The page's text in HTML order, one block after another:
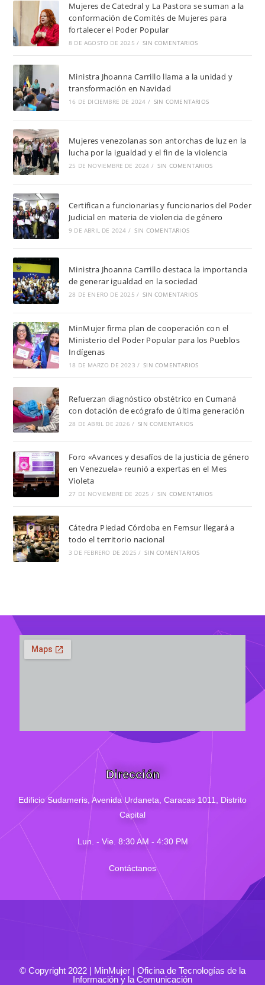
Mujeres de Catedral y La Pastora se suman a la
conformación de Comités de Mujeres para
fortalecer el Poder Popular
8 DE AGOSTO DE 2025 / SIN COMENTARIOS
Ministra Jhoanna Carrillo llama a la unidad y
transformación en Navidad
16 DE DICIEMBRE DE 2024 / SIN COMENTARIOS
Mujeres venezolanas son antorchas de luz en la
lucha por la igualdad y el fin de la violencia
25 DE NOVIEMBRE DE 2024 / SIN COMENTARIOS
Certifican a funcionarias y funcionarios del Poder
Judicial en materia de violencia de género
9 DE ABRIL DE 2024 / SIN COMENTARIOS
Ministra Jhoanna Carrillo destaca la importancia
de generar igualdad en la sociedad
28 DE ENERO DE 2025 / SIN COMENTARIOS
MinMujer firma plan de cooperación con el
Ministerio del Poder Popular para los Pueblos
Indígenas
18 DE MARZO DE 2023 / SIN COMENTARIOS
Refuerzan diagnóstico obstétrico en Cumaná
con dotación de ecógrafo de última generación
28 DE ABRIL DE 2026 / SIN COMENTARIOS
Foro «Avances y desafíos de la justicia de género
en Venezuela» reunió a expertas en el Mes
Violeta
27 DE NOVIEMBRE DE 2025 / SIN COMENTARIOS
Cátedra Piedad Córdoba en Femsur llegará a
todo el territorio nacional
3 DE FEBRERO DE 2025 / SIN COMENTARIOS
Dirección
Edificio Sudameris, Avenida Urdaneta, Caracas 1011, Distrito
Capital
Lun. - Vie. 8:30 AM - 4:30 PM
Contáctanos
© Copyright 2022 | MinMujer | Oficina de Tecnologías de la
Información y la Comunicación